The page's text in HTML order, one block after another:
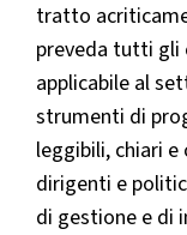
tratto
preveda tutti gli
applicabile al
strumenti di
leggibili, chiari
dirigenti e
di gestione e di